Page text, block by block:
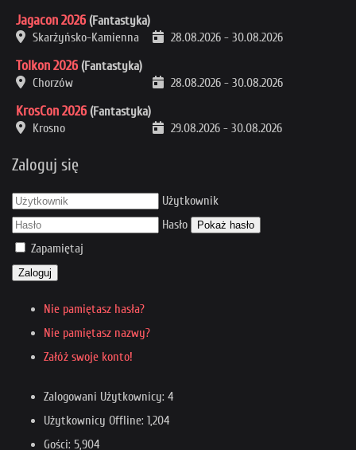
Jagacon 2026 (Fantastyka)
Skarżyńsko-Kamienna
28.08.2026 - 30.08.2026
Tolkon 2026 (Fantastyka)
Chorzów
28.08.2026 - 30.08.2026
KrosCon 2026 (Fantastyka)
Krosno
29.08.2026 - 30.08.2026
Zaloguj się
Użytkownik
Hasło
Pokaż hasło
Zapamiętaj
Zaloguj
Nie pamiętasz hasła?
Nie pamiętasz nazwy?
Załóż swoje konto!
Zalogowani Użytkownicy: 4
Użytkownicy Offline: 1,204
Gości: 5,904